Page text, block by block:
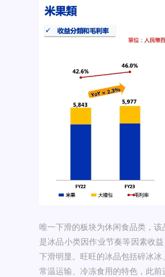
唯一下滑的板块为休闲食品类，
是冰品小类因作业节奏等因素收
下滑明显。旺旺的冰品包括碎冰冰
常温运输、冷冻食用的特色，此前